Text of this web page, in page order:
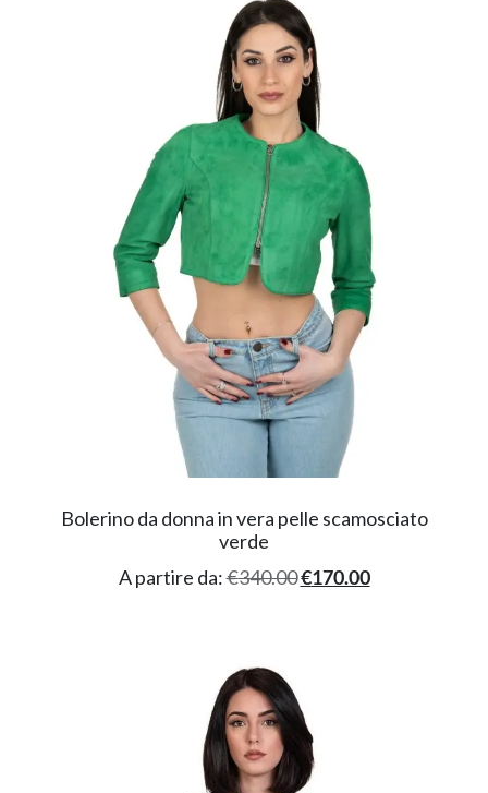
Bolerino da donna in vera pelle scamosciato
verde
A partire da:€340.00€170.00